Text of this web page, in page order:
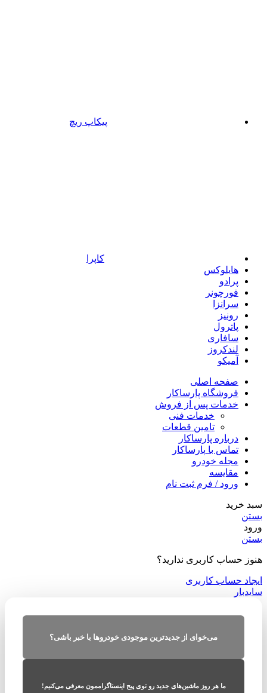
پیکاپ ریچ
کاپرا
هایلوکس
پرادو
فورچونر
سرانزا
رونیز
پاترول
سافاری
لندکروز
آمیکو
صفحه اصلی
فروشگاه پارساکار
خدمات پس از فروش
خدمات فنی
تامین قطعات
درباره پارساکار
تماس با پارساکار
مجله خودرو
مقایسه
ورود / فرم ثبت نام
سبد خرید
بستن
ورود
بستن
هنوز حساب کاربری ندارید؟
ایجاد حساب کاربری
سایدبار
می‌خوای از جدیدترین موجودی خودروها با خبر باشی؟
ما هر روز ماشین‌های جدید رو توی پیج اینستاگراممون معرفی می‌کنیم!